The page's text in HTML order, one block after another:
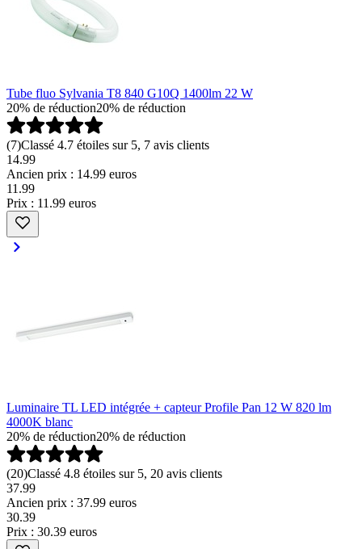
Tube fluo Sylvania T8 840 G10Q 1400lm 22 W
20% de réduction20% de réduction
(7)Classé 4.7 étoiles sur 5, 7 avis clients
14.99
Ancien prix : 14.99 euros
11.99
Prix : 11.99 euros
Luminaire TL LED intégrée + capteur Profile Pan 12 W 820 lm
4000K blanc
20% de réduction20% de réduction
(20)Classé 4.8 étoiles sur 5, 20 avis clients
37.99
Ancien prix : 37.99 euros
30.39
Prix : 30.39 euros